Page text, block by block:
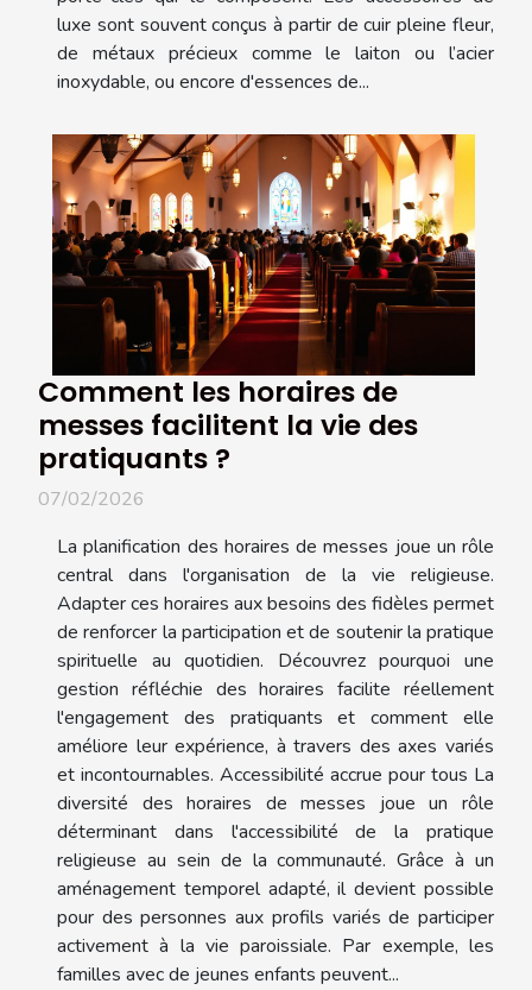
luxe sont souvent conçus à partir de cuir pleine fleur,
de métaux précieux comme le laiton ou l’acier
inoxydable, ou encore d'essences de...
Comment les horaires de
messes facilitent la vie des
pratiquants ?
07/02/2026
La planification des horaires de messes joue un rôle
central dans l'organisation de la vie religieuse.
Adapter ces horaires aux besoins des fidèles permet
de renforcer la participation et de soutenir la pratique
spirituelle au quotidien. Découvrez pourquoi une
gestion réfléchie des horaires facilite réellement
l'engagement des pratiquants et comment elle
améliore leur expérience, à travers des axes variés
et incontournables. Accessibilité accrue pour tous La
diversité des horaires de messes joue un rôle
déterminant dans l'accessibilité de la pratique
religieuse au sein de la communauté. Grâce à un
aménagement temporel adapté, il devient possible
pour des personnes aux profils variés de participer
activement à la vie paroissiale. Par exemple, les
familles avec de jeunes enfants peuvent...